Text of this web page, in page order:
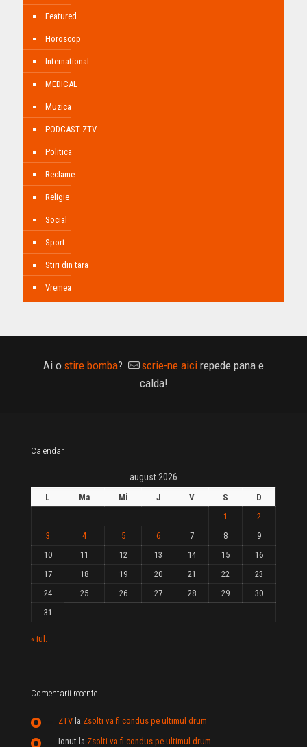
Featured
Horoscop
International
MEDICAL
Muzica
PODCAST ZTV
Politica
Reclame
Religie
Social
Sport
Stiri din tara
Vremea
Ai o stire bomba? scrie-ne aici repede pana e
calda!
Calendar
august 2026
L Ma Mi J V S
D
1
2
3
4 5 6 7 8
9
10
11 12 13 14 15
16
17
18 19 20 21 22
23
24
25 26 27 28 29
30
31
« iul.
Comentarii recente
ZTV la Zsolti va fi condus pe ultimul drum
Ionut la Zsolti va fi condus pe ultimul drum